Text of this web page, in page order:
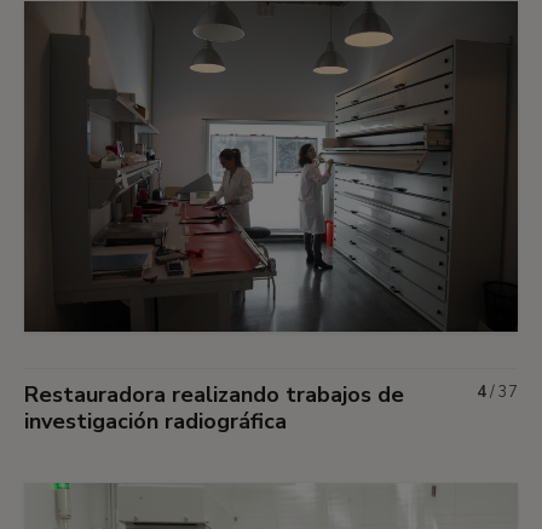
Restauradora realizando trabajos de
investigación radiográfica
4/37